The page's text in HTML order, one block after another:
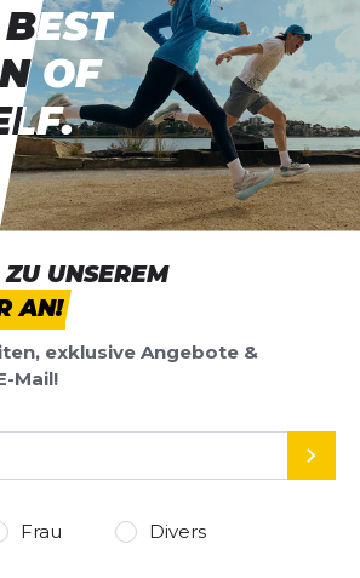
UNSEREM
AN!
exklusive Angebote &
Mail!
Frau Divers
OF
OF